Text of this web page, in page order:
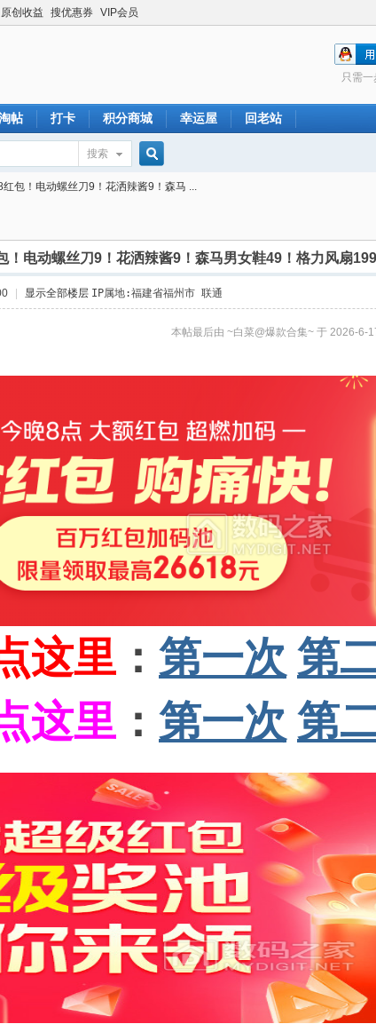
原创收益 搜优惠券 VIP会员
只需
帖 打卡 积分商城 幸运屋 回老站
搜索
搜
索
包！电动螺丝刀9！花洒辣酱9！森马 ...
！电动螺丝刀9！花洒辣酱9！森马男女鞋49！格力风扇199
显示全部楼层 IP属地:福建省福州市 联通
本帖最后由 ~白菜@爆款合集~ 于 2026-6-
这里 ： 第一次 第
这里 ： 第一次 第